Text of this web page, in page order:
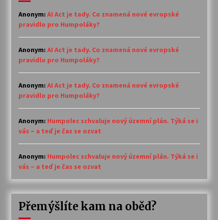
Anonym: AI Act je tady. Co znamená nové evropské
pravidlo pro Humpoláky?
Anonym: AI Act je tady. Co znamená nové evropské
pravidlo pro Humpoláky?
Anonym: AI Act je tady. Co znamená nové evropské
pravidlo pro Humpoláky?
Anonym: Humpolec schvaluje nový územní plán. Týká se i
vás – a teď je čas se ozvat
Anonym: Humpolec schvaluje nový územní plán. Týká se i
vás – a teď je čas se ozvat
Přemýšlíte kam na oběd?